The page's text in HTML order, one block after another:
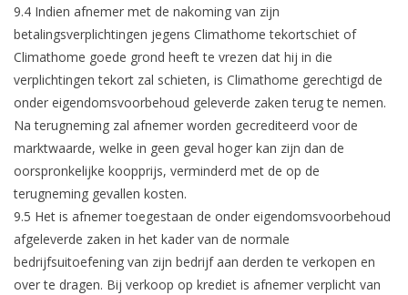
9.4 Indien afnemer met de nakoming van zijn
betalingsverplichtingen jegens Climathome tekortschiet of
Climathome goede grond heeft te vrezen dat hij in die
verplichtingen tekort zal schieten, is Climathome gerechtigd de
onder eigendomsvoorbehoud geleverde zaken terug te nemen.
Na terugneming zal afnemer worden gecrediteerd voor de
marktwaarde, welke in geen geval hoger kan zijn dan de
oorspronkelijke koopprijs, verminderd met de op de
terugneming gevallen kosten.
9.5 Het is afnemer toegestaan de onder eigendomsvoorbehoud
afgeleverde zaken in het kader van de normale
bedrijfsuitoefening van zijn bedrijf aan derden te verkopen en
over te dragen. Bij verkoop op krediet is afnemer verplicht van